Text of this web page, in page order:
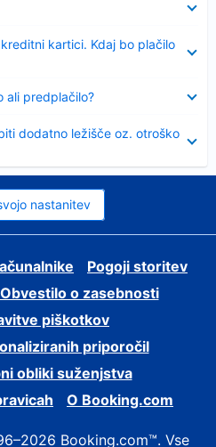
kartici. Kdaj bo plačilo
ali predplačilo?
dodatno ležišče oz. otroško
nastanitev
Pogoji storitev
Obvestilo o zasebnosti
piškotkov
priporočil
obliki suženjstva
O Booking.com
Booking.com™. Vse